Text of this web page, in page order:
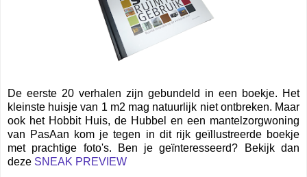
De eerste 20 verhalen zijn gebundeld in een boekje. Het
kleinste huisje van 1 m2 mag natuurlijk niet ontbreken. Maar
ook het Hobbit Huis, de Hubbel en een mantelzorgwoning
van PasAan kom je tegen in dit rijk geïllustreerde boekje
met prachtige foto's. Ben je geïnteresseerd? Bekijk dan
deze SNEAK PREVIEW